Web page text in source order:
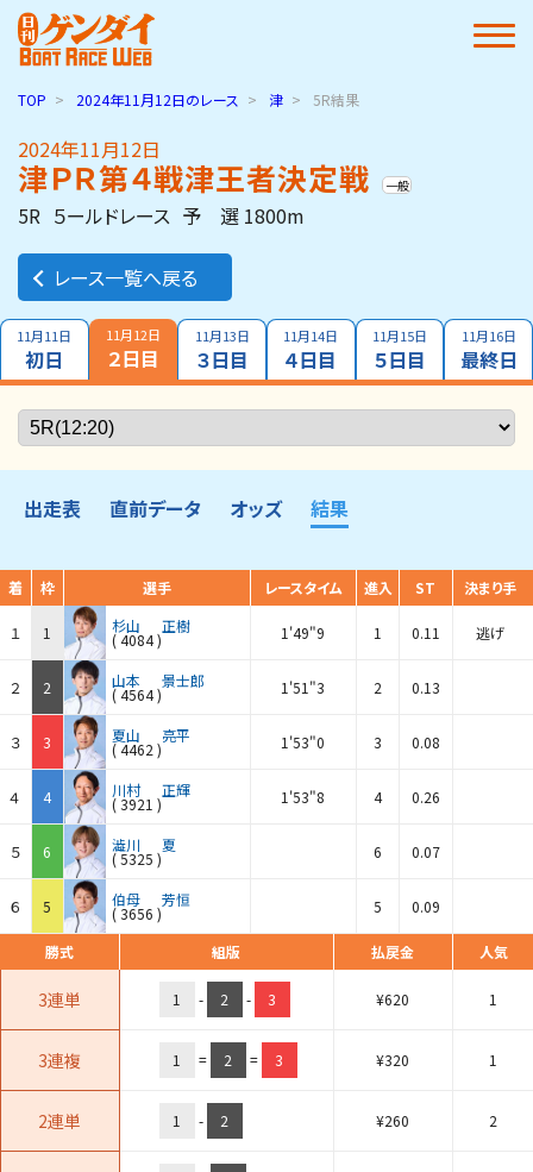
TOP 2024年11月12日のレース 津 5R結果
2024年11月12日
津ＰＲ第４戦津王者決定戦 一般
5R ５ールドレース 予 選 1800m
レース一覧へ戻る
11月11日
初日
11月12日
２日目
11月13日
３日目
11月14日
４日目
11月15日
５日目
11月16日
最終日
出走表 直前データ オッズ 結果
着 枠 選手 レースタイム 進入 ST 決まり手
１ 1 杉山 正樹
(4084) 1'49"9 1 0.11 逃げ
２ 2 山本 景士郎
(4564) 1'51"3 2 0.13
３ 3 夏山 亮平
(4462 ) 1'53"0 3 0.08
４ 4 川村 正輝
(3921 ) 1'53"8 4 0.26
５ 6 澁川 夏
(5325 ) 6 0.07
６ 5 伯母 芳恒
(3656 ) 5 0.09
勝式 組版 払戻金 人気
3連単 1 - 2 - 3 ¥620 1
3連複 1 = 2 = 3 ¥320 1
2連単 1 - 2 ¥260 2